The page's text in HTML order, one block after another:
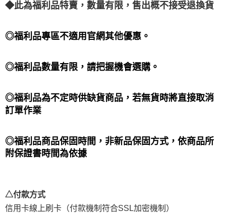
◆此為福利品特賣，數量有限，售出概不接受退換貨
◎福利品專區不適用官網其他優惠。
◎福利品數量有限，請把握機會選購。
◎福利品為不定時供缺貨商品，若無貨時將直接取消
訂單作業
◎福利品商品保固時間，非新品保固方式，依商品所
附保證書時間為依據
△付款方式
信用卡線上刷卡（付款機制符合SSL加密機制）